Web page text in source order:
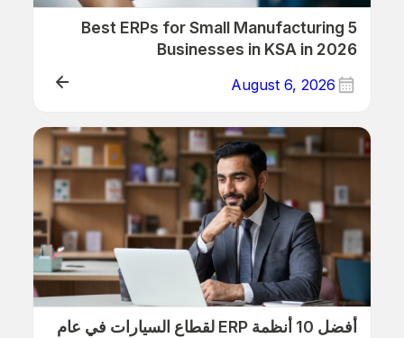
5 Best ERPs for Small Manufacturing
Businesses in KSA in 2026
August 6, 2026
ERP/Retail
أفضل 10 أنظمة ERP لقطاع السيارات في عام